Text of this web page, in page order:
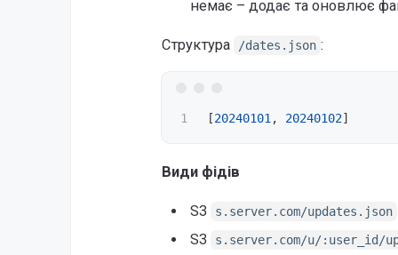
немає – додає та оновлює
Структура /dates.json :
[20240101 , 20240102]
Види фідів
S3 s.server.com/updates.json
S3
s.server.com/u/:user_id/